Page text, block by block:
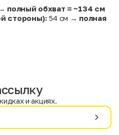
полный обхват = ~134 см
стороны):54 см → полная
и акциях.